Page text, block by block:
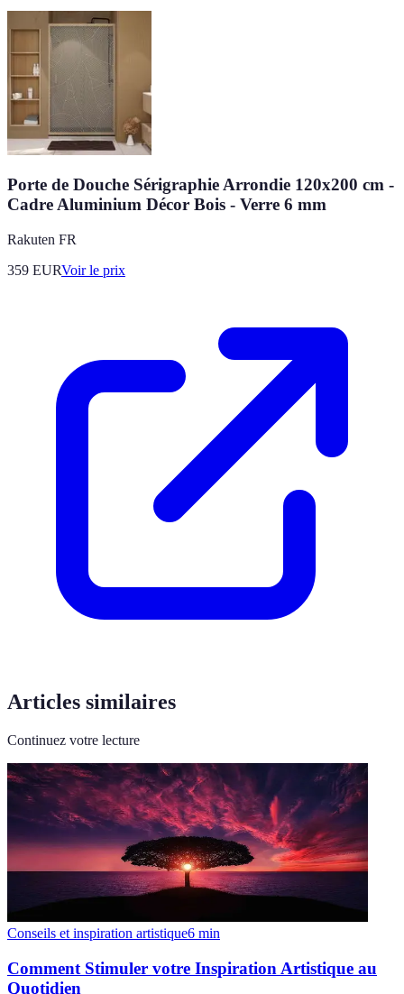
Porte de Douche Sérigraphie Arrondie 120x200 cm -
Cadre Aluminium Décor Bois - Verre 6 mm
Rakuten FR
359 EURVoir le prix
Articles similaires
Continuez votre lecture
Conseils et inspiration artistique6 min
Comment Stimuler votre Inspiration Artistique au
Quotidien